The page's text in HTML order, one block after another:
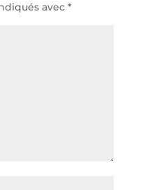
avec *